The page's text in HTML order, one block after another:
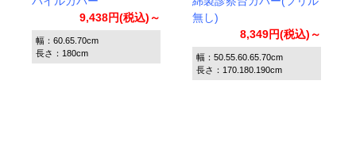
9,438円(税込)～
幅：60.65.70cm
長さ：180cm
無し)
8,349円(税込)～
幅：50.55.60.65.70cm
長さ：170.180.190cm